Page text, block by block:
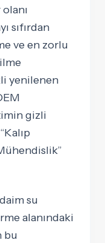
sıfırdan
ve en zorlu
yenilenen
gizli
su
alanındaki
bu